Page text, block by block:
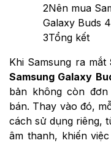
2Nên mua
Galaxy Buds
3Tổng kết
Khi Samsung ra mắt
Samsung Galaxy
bản không còn
bán. Thay vào đó,
cách sử dụng riêng,
âm thanh, khiến